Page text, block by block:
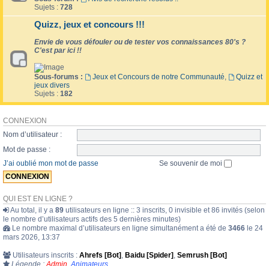
Sujets : 728
Quizz, jeux et concours !!!
Envie de vous défouler ou de tester vos connaissances 80's ?
C'est par ici !!
Sous-forums : Jeux et Concours de notre Communauté,
Quizz et
jeux divers
Sujets : 182
CONNEXION
Nom d’utilisateur :
Mot de passe :
J’ai oublié mon mot de passe
Se souvenir de moi
QUI EST EN LIGNE ?
Au total, il y a 89 utilisateurs en ligne :: 3 inscrits, 0 invisible et 86 invités (selon
le nombre d’utilisateurs actifs des 5 dernières minutes)
Le nombre maximal d’utilisateurs en ligne simultanément a été de 3466 le 24
mars 2026, 13:37
Utilisateurs inscrits : Ahrefs [Bot] , Baidu [Spider] , Semrush [Bot]
Légende : Admin Animateurs